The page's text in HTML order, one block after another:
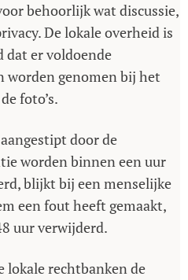
behoorlijk wat discussie,
De lokale overheid is
dat er voldoende
worden genomen bij het
foto’s.
door de
worden binnen een uur
blijkt bij een menselijke
een fout heeft gemaakt,
uur verwijderd.
lokale rechtbanken de